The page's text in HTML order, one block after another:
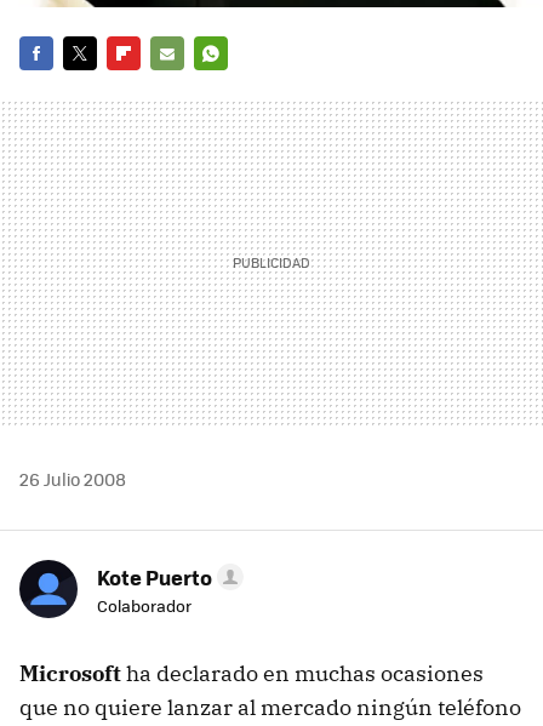
MAIL
26 Julio 2008
Kote Puerto
Colaborador
Microsoftha declarado en muchas ocasiones
que no quiere lanzar al mercado ningún teléfono